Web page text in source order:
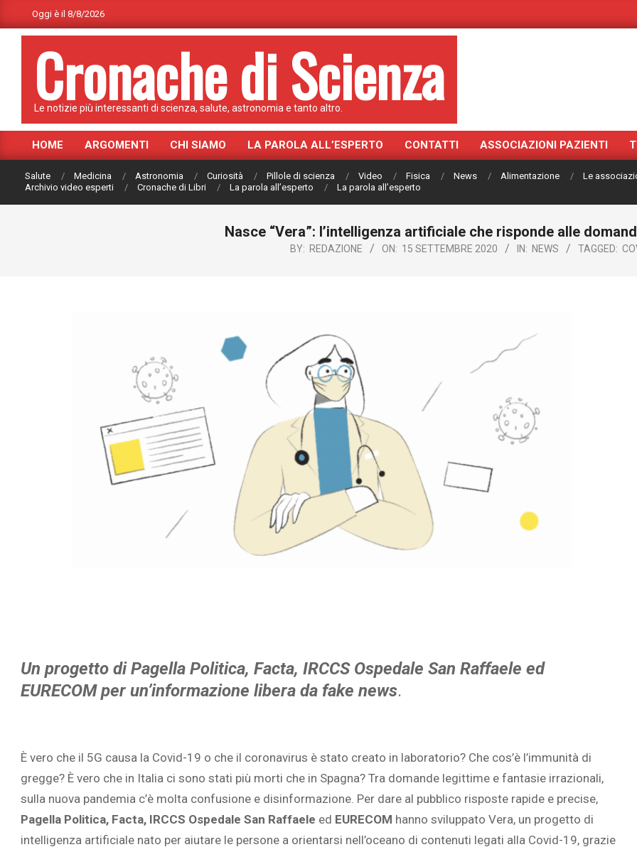
to
Oggi è il 8/8/2026
Cronache di Scienza
Le notizie più interessanti di scienza, salute, astronomia e tanto altro.
Primary
Navigation
Menu
HOME ARGOMENTI CHI SIAMO LA PAROLA ALL’ESPERTO CONTATTI ASSOCIAZIONI PAZIENTI
Salute Medicina Astronomia Curiosità Pillole di scienza Video Fisica News Alimentazione
Le
Archivio video esperti
Cronache di Libri La parola all’esperto La parola all’esperto
Nasce “Vera”: l’intelligenza artificiale che risponde alle
BY: REDAZIONE ON: 15 SETTEMBRE 2020 IN: NEWS TAGGED:
Un progetto diPagella Politica, Facta, IRCCS Ospedale San Raffaele ed
EURECOM per un’informazione libera da fake news.
È vero che il 5G causa la Covid-19 o che il coronavirus è stato creato in laboratorio? Che cos’è l’immunità di
gregge? È vero che in Italia ci sono stati più morti che in Spagna? Tra domande legittime e fantasie irrazionali,
sulla nuova pandemia c’è molta confusione e disinformazione. Per dare al pubblico risposte rapide e precise,
Pagella Politica, Facta, IRCCS Ospedale San Raffaele ed EURECOM hanno sviluppato Vera, un progetto di
intelligenza artificiale nato per aiutare le persone a orientarsi nell’oceano di contenuti legati alla Covid-19, grazie